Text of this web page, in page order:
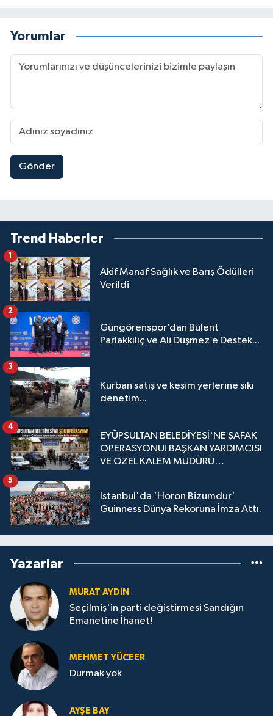
Yorumlar
Gönder
Trend Haberler
Akif Manaf Sağlık ve Barış Ödülleri
Verildi
1
Güngörenspor’dan Bülent
Parlakkılıç ve Ali Düşmez’e Destek...
2
Kurban satış ve kesim yerlerine sıkı
denetim...
3
EYÜPSULTAN BELEDİYESİ'NE ŞAFAK
OPERASYONU! BAŞKAN YARDIMCISI
VE ÖZEL KALEM MÜDÜRÜ
4
İstanbul'da 'Horon Bizumdur'
Guinness Dünya Rekoruna İmza Attı.
5
Yazarlar
MURAT AYDIN
Seçilmiş'in parti değiştirmesi Sandığın
Emanetine İhanet!
MEHMET YÜCEER
Durmak yok
AYŞE BAY